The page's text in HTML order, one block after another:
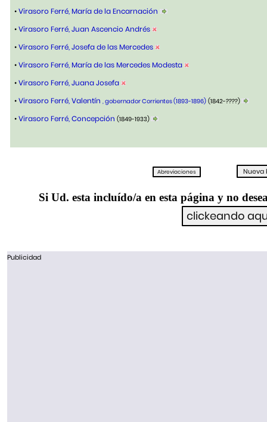
•Virasoro Ferré, María de la Encarnación
•Virasoro Ferré, Juan Ascencio Andrés
•Virasoro Ferré, Josefa de las Mercedes
•Virasoro Ferré, María de las Mercedes Modesta
•Virasoro Ferré, Juana Josefa
•Virasoro Ferré, Valentín , gobernador Corrientes (1893-1896) (1842-????)
•Virasoro Ferré, Concepción (1849-1933)
Si Ud. esta incluído/a en esta página y no
Publicidad